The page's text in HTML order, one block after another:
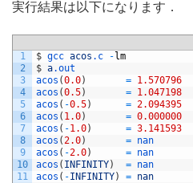
実行結果は以下になります．
1
2
3
4
5
6
7
8
9
10
11
$ gcc acos .c - lm
$ a.out
acos (0.0) = 1.570796
acos (0.5) = 1.047198
acos ( -0.5) = 2.094395
acos ( 1.0) = 0.000000
acos ( -1.0) = 3.141593
acos (2.0) = nan
acos ( -2.0) = nan
acos ( INFINITY) = nan
acos ( -INFINITY) = nan